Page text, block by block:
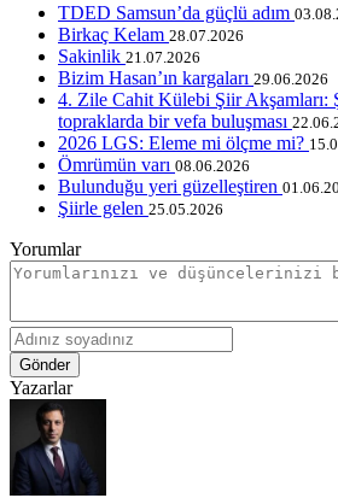
TDED Samsun’da güçlü adım
Birkaç Kelam 28.07.2026
Sakinlik 21.07.2026
Bizim Hasan’ın kargaları 29.06.2026
4. Zile Cahit Külebi Şiir Akşamları:
topraklarda bir vefa buluşması
2026 LGS: Eleme mi ölçme mi?
Ömrümün varı 08.06.2026
Bulunduğu yeri güzelleştiren
Şiirle gelen 25.05.2026
Yorumlar
Gönder
Yazarlar